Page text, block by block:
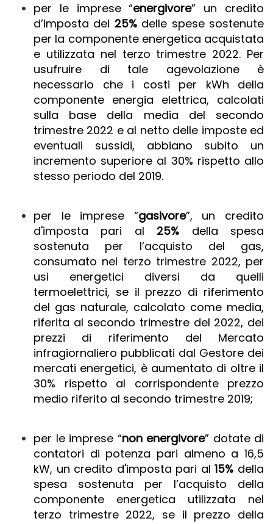
per le imprese “energivore” un credito
d’imposta del 25%delle spese sostenute
per la componente energetica acquistata
e utilizzata nel terzo trimestre 2022. Per
usufruire di tale agevolazione è
necessario che i costi per kWh della
componente energia elettrica, calcolati
sulla base della media del secondo
trimestre 2022 e al netto delle imposte ed
eventuali sussidi, abbiano subito un
incremento superiore al 30% rispetto allo
stesso periodo del 2019.
per le imprese “gasivore”, un credito
d'imposta pari al 25% della spesa
sostenuta per l’acquisto del gas,
consumato nel terzo trimestre 2022, per
usi energetici diversi da quelli
termoelettrici, se il prezzo di riferimento
del gas naturale, calcolato come media,
riferita al secondo trimestre del 2022, dei
prezzi di riferimento del Mercato
infragiornaliero pubblicati dal Gestore dei
mercati energetici, è aumentato di oltre il
30% rispetto al corrispondente prezzo
medio riferito al secondo trimestre 2019;
per le imprese “non energivore” dotate di
contatori di potenza pari almeno a 16,5
kW, un credito d'imposta pari al 15% della
spesa sostenuta per l’acquisto della
componente energetica utilizzata nel
terzo trimestre 2022, se il prezzo della